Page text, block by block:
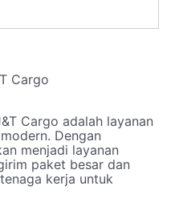
Cargo
Cargo adalah layanan
Dengan
menjadi layanan
paket besar dan
kerja untuk